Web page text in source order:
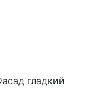
гладкий